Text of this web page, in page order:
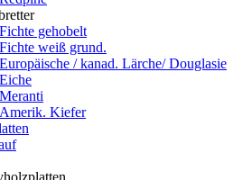
Fichte gehobelt
Fichte weiß grund.
Europäische / kanad. Lärche/ Douglasie
Eiche
Meranti
Amerik. Kiefer